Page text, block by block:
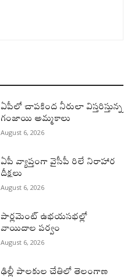
ఏపీలో చాపకింద నీరులా విస్తరిస్తున్న
గంజాయి అమ్మకాలు
August 6, 2026
ఏపీ వ్యాప్తంగా వైసీపీ రిలే నిరాహార
దీక్షలు
August 6, 2026
పార్లమెంట్ ఉభయసభల్లో
వాయిదాల పర్వం
August 6, 2026
ఢిల్లీ పాలకుల చేతిలో తెలంగాణ